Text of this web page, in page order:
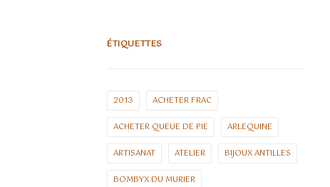
ÉTIQUETTES
2013 ACHETER FRAC
ACHETER QUEUE DE PIE ARLEQUINE
ARTISANAT ATELIER BIJOUX ANTILLES
BOMBYX DU MURIER